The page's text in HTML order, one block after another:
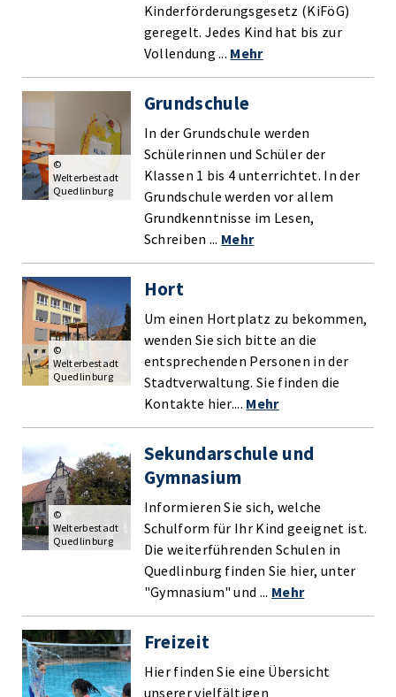
Kinderförderungsgesetz (KiFöG)
geregelt. Jedes Kind hat bis zur
Vollendung ... Mehr
Grundschule
In der Grundschule werden
Schülerinnen und Schüler der
Klassen 1 bis 4 unterrichtet. In der
Grundschule werden vor allem
Grundkenntnisse im Lesen,
Schreiben ... Mehr
©
Welterbestadt
Quedlinburg
Hort
Um einen Hortplatz zu bekommen,
wenden Sie sich bitte an die
entsprechenden Personen in der
Stadtverwaltung. Sie finden die
Kontakte hier.... Mehr
©
Welterbestadt
Quedlinburg
Sekundarschule und
Gymnasium
Informieren Sie sich, welche
Schulform für Ihr Kind geeignet ist.
Die weiterführenden Schulen in
Quedlinburg finden Sie hier, unter
"Gymnasium" und ... Mehr
©
Welterbestadt
Quedlinburg
Freizeit
Hier finden Sie eine Übersicht
unserer vielfältigen